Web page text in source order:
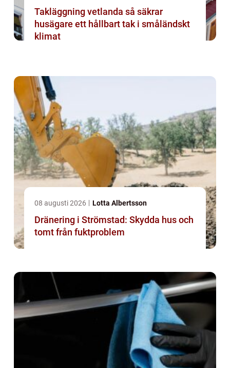
Takläggning vetlanda så säkrar
husägare ett hållbart tak i småländskt
klimat
08 augusti 2026 Lotta Albertsson
Dränering i Strömstad: Skydda hus och
tomt från fuktproblem